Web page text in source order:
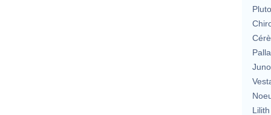
Lilith